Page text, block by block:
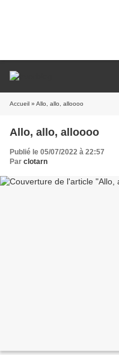
Accueil » Allo, allo, alloooo
Allo, allo, alloooo
Publié le 05/07/2022 à 22:57
Par clotarn